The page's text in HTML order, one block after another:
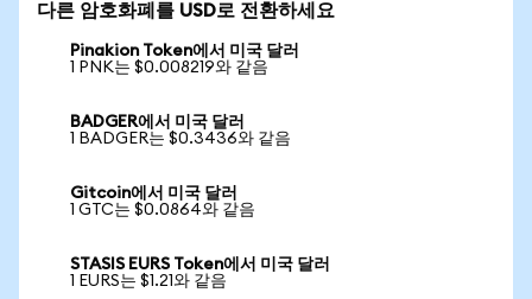
다른 암호화폐를 USD로 전환하세요
Pinakion Token에서 미국 달러
1 PNK는 $0.008219와 같음
BADGER에서 미국 달러
1 BADGER는 $0.3436와 같음
Gitcoin에서 미국 달러
1 GTC는 $0.0864와 같음
STASIS EURS Token에서 미국 달러
1 EURS는 $1.21와 같음